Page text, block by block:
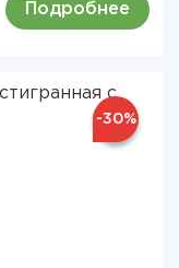
Подробнее
-30%